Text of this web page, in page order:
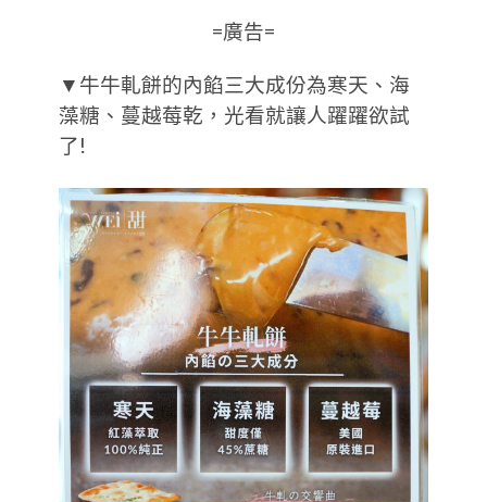
=廣告=
▼牛牛軋餅的內餡三大成份為寒天、海
藻糖、蔓越莓乾，光看就讓人躍躍欲試
了!